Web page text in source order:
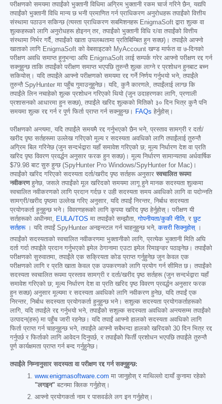
परीक्षणको समयमा तपाईंको भुक्तानी विधिमा अग्रिम भुक्तानी रकम चार्ज गरिने छैन, यद्यपि
तपाईंको भुक्तानी विधि मान्य छ भनी प्रमाणित गर्न प्राधिकरण अनुरोधहरू तपाईंको वित्तीय
संस्थामा पठाउन सकिन्छ (त्यस्ता प्राधिकरण सबमिशनहरू EnigmaSoft द्वारा शुल्क वा
शुल्कहरूको लागि अनुरोधहरू होइनन् तर, तपाईंको भुक्तानी विधि र/वा तपाईंको वित्तीय
संस्थामा निर्भर गर्दै, तपाईंको खाता उपलब्धतामा प्रतिबिम्बित हुन सक्छ)। तपाईंले आफ्नो
खाताको लागि EnigmaSoft को वेबसाइटको MyAccount खण्ड मार्फत वा ७-दिनको
परीक्षण अवधि समाप्त हुनुभन्दा अघि EnigmaSoft लाई सम्पर्क गरेर आफ्नो परीक्षण रद्द गर्न
सक्नुहुन्छ ताकि तपाईंको परीक्षण समाप्त भएपछि तुरुन्तै शुल्क लाग्ने र प्रशोधन हुनबाट बच्न
सकियोस्। यदि तपाईंले आफ्नो परीक्षणको समयमा रद्द गर्ने निर्णय गर्नुभयो भने, तपाईंले
तुरुन्तै SpyHunter मा पहुँच गुमाउनुहुनेछ। यदि, कुनै कारणले, तपाईंलाई लाग्छ कि
तपाईंले लिन नचाहेको शुल्क प्रशोधन गरिएको थियो (जुन उदाहरणका लागि, प्रणाली
प्रशासनको आधारमा हुन सक्छ), तपाईंले खरिद शुल्कको मितिको ३० दिन भित्र कुनै पनि
समयमा शुल्क रद्द गर्न र पूर्ण फिर्ता प्राप्त गर्न सक्नुहुन्छ।
FAQs हेर्नुहोस्।
परीक्षणको अन्त्यमा, यदि तपाईंले समयमै रद्द गर्नुभएको छैन भने, प्रस्ताव सामग्री र दर्ता/
खरीद पृष्ठ सर्तहरूमा उल्लेख गरिएको मूल्य र सदस्यता अवधिको लागि तपाईंलाई तुरुन्तै
अग्रिम बिल गरिनेछ (जुन सन्दर्भद्वारा यहाँ समावेश गरिएको छ; मूल्य निर्धारण देश वा प्रति
खरिद पृष्ठ विवरण प्रवर्द्धन अनुसार फरक हुन सक्छ)। मूल्य निर्धारण सामान्यतया अर्धवार्षिक
$79.98 बाट सुरु हुन्छ (SpyHunter Pro Windows/SpyHunter for Mac)।
तपाईंको खरिद गरिएको सदस्यता दर्ता/खरीद पृष्ठ सर्तहरू अनुसार स्वचालित रूपमा
नवीकरणहुनेछ, जसले तपाईंको मूल खरिदको समयमा लागू हुने मानक सदस्यता शुल्कमा
स्वचालित नवीकरणको लागि प्रदान गर्दछ र उही सदस्यता समय अवधिको लागि वा पदोन्नति
सामग्री/खरीद पृष्ठमा उल्लेख गरिए अनुसार, यदि तपाईं निरन्तर, निर्बाध सदस्यता
प्रयोगकर्ता हुनुहुन्छ भने। विवरणहरूको लागि कृपया खरिद पृष्ठ हेर्नुहोस्। परीक्षण यी
सर्तहरूको अधीनमा,
EULA/TOS मा तपाईंको सम्झौता,गोपनीयता/कुकी नीति, रछुट
सर्तहरू। यदि तपाईं SpyHunter अनइन्स्टल गर्न चाहनुहुन्छ भने,कसरी सिक्नुहोस् ।
तपाईंको सदस्यताको स्वचालित नवीकरणमा भुक्तानीको लागि, प्रत्येक भुक्तानी मिति अघि
दर्ता गर्दा तपाईंले प्रदान गर्नुभएको इमेल ठेगानामा एउटा इमेल रिमाइन्डर पठाइनेछ। तपाईंको
परीक्षणको सुरुवातमा, तपाईंले एक सक्रियता कोड प्राप्त गर्नुहुनेछ जुन केवल एक
परीक्षणको लागि र प्रति खाता केवल एक उपकरणको लागि प्रयोग गर्न सीमित छ। तपाईंको
सदस्यता स्वचालित रूपमा प्रस्ताव सामग्री र दर्ता/खरीद पृष्ठ सर्तहरू (जुन सन्दर्भद्वारा यहाँ
समावेश गरिएको छ; मूल्य निर्धारण देश वा प्रति खरिद पृष्ठ विवरण प्रवर्द्धन अनुसार फरक
हुन सक्छ) अनुसार मूल्यमा र सदस्यता अवधिको लागि नवीकरण हुनेछ, यदि तपाईं एक
निरन्तर, निर्बाध सदस्यता प्रयोगकर्ता हुनुहुन्छ भने। सशुल्क सदस्यता प्रयोगकर्ताहरूको
लागि, यदि तपाईंले रद्द गर्नुभयो भने, तपाईंको सशुल्क सदस्यता अवधिको अन्त्यसम्म तपाईंको
उत्पादन(हरू) मा पहुँच जारी रहनेछ। यदि तपाईं आफ्नो हालको सदस्यता अवधिको लागि
फिर्ता प्राप्त गर्न चाहनुहुन्छ भने, तपाईंले आफ्नो सबैभन्दा हालको खरिदको 30 दिन भित्र रद्द
गर्नुपर्छ र फिर्ताको लागि आवेदन दिनुपर्छ, र तपाईंको फिर्ती प्रशोधन भएपछि तपाईंले तुरुन्तै
पूर्ण कार्यक्षमता प्राप्त गर्न बन्द गर्नुहुनेछ।
तपाईंले निम्नानुसार सदस्यता वा परीक्षण रद्द गर्न सक्नुहुन्छ:
www.enigmasoftware.com मा जानुहोस् र माथिल्लो दायाँ कुनामा रहेको
"लगइन" बटनमा क्लिक गर्नुहोस्।
आफ्नो प्रयोगकर्ता नाम र पासवर्डले लग इन गर्नुहोस्।